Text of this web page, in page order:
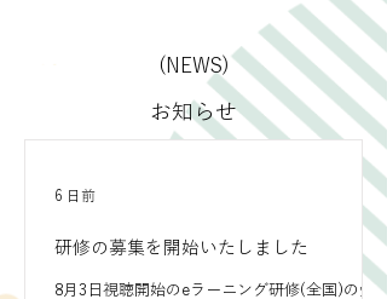
(NEWS)
​お知らせ
研修の募集を開始いたしました
8月3日視聴開始のeラーニング研修(全国)の受付
6 日前